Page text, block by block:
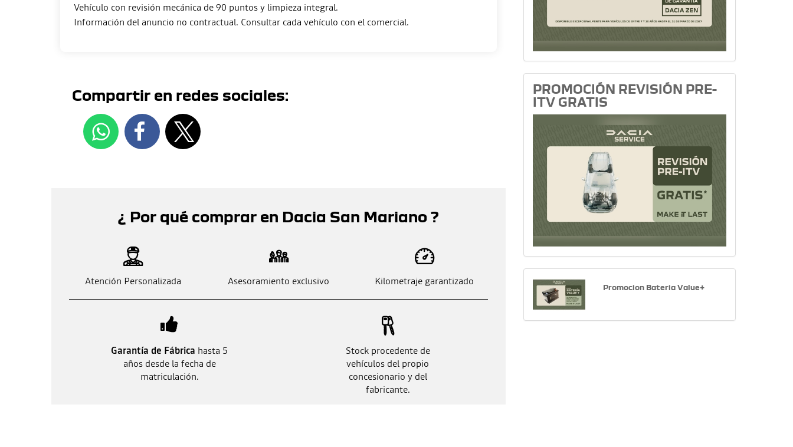
Vehículo con revisión mecánica de 90 puntos y limpieza integral.
Compartir en redes sociales:
¿ Por qué comprar en Dacia San Mariano ?
Atención Personalizada Asesoramiento exclusivo Kilometraje garantizado
Garantía de Fábrica hasta 5
años desde la fecha de
matriculación.
Stock procedente de
vehículos del propio
concesionario y del
fabricante.
PROMOCIÓN REVISIÓN PRE-
ITV GRATIS
Promocion Bateria Value+